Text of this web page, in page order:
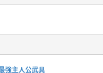
強主人公武具